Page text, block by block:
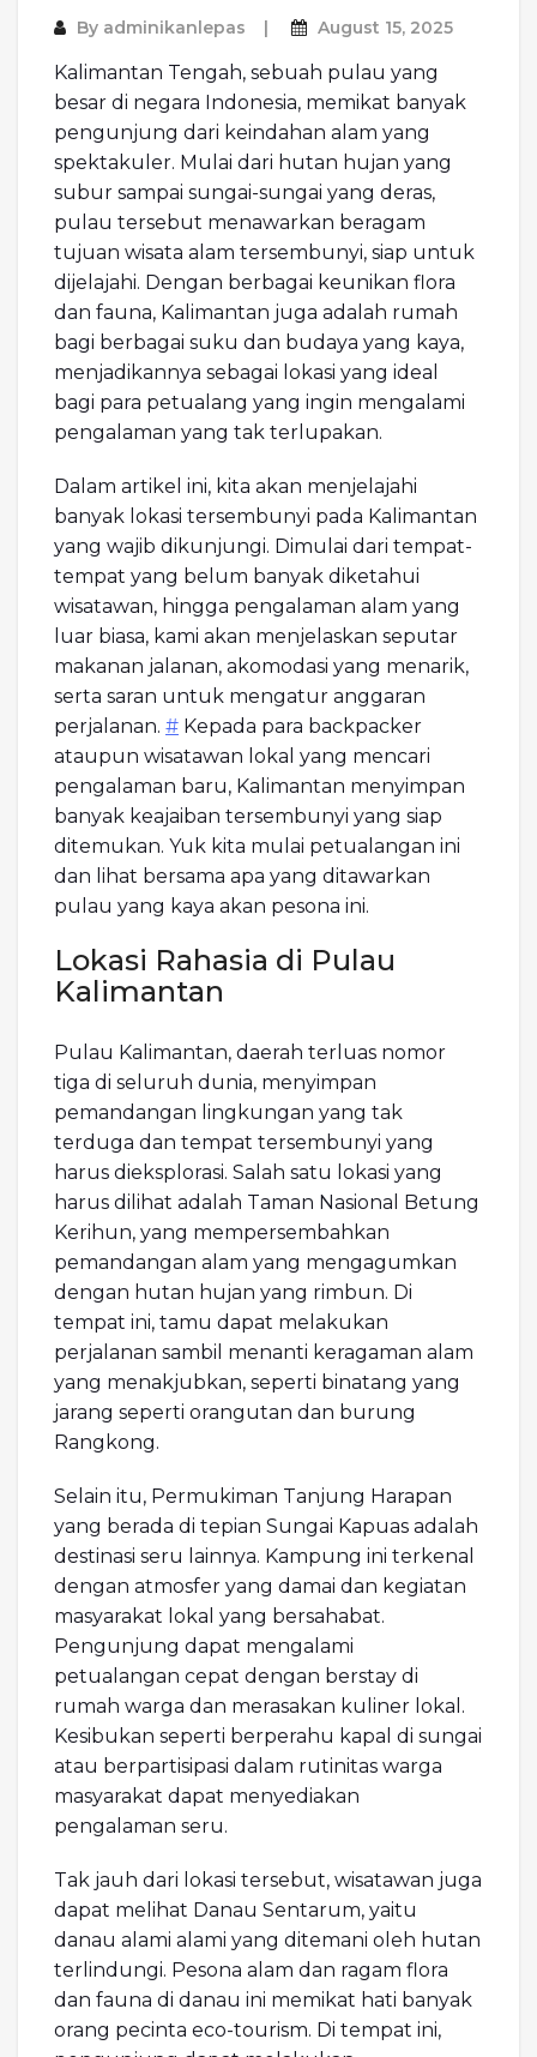
By adminikanlepas August 15, 2025
Kalimantan Tengah, sebuah pulau yang
besar di negara Indonesia, memikat banyak
pengunjung dari keindahan alam yang
spektakuler. Mulai dari hutan hujan yang
subur sampai sungai-sungai yang deras,
pulau tersebut menawarkan beragam
tujuan wisata alam tersembunyi, siap untuk
dijelajahi. Dengan berbagai keunikan flora
dan fauna, Kalimantan juga adalah rumah
bagi berbagai suku dan budaya yang kaya,
menjadikannya sebagai lokasi yang ideal
bagi para petualang yang ingin mengalami
pengalaman yang tak terlupakan.
Dalam artikel ini, kita akan menjelajahi
banyak lokasi tersembunyi pada Kalimantan
yang wajib dikunjungi. Dimulai dari tempat-
tempat yang belum banyak diketahui
wisatawan, hingga pengalaman alam yang
luar biasa, kami akan menjelaskan seputar
makanan jalanan, akomodasi yang menarik,
serta saran untuk mengatur anggaran
perjalanan. # Kepada para backpacker
ataupun wisatawan lokal yang mencari
pengalaman baru, Kalimantan menyimpan
banyak keajaiban tersembunyi yang siap
ditemukan. Yuk kita mulai petualangan ini
dan lihat bersama apa yang ditawarkan
pulau yang kaya akan pesona ini.
Lokasi Rahasia di Pulau
Kalimantan
Pulau Kalimantan, daerah terluas nomor
tiga di seluruh dunia, menyimpan
pemandangan lingkungan yang tak
terduga dan tempat tersembunyi yang
harus dieksplorasi. Salah satu lokasi yang
harus dilihat adalah Taman Nasional Betung
Kerihun, yang mempersembahkan
pemandangan alam yang mengagumkan
dengan hutan hujan yang rimbun. Di
tempat ini, tamu dapat melakukan
perjalanan sambil menanti keragaman alam
yang menakjubkan, seperti binatang yang
jarang seperti orangutan dan burung
Rangkong.
Selain itu, Permukiman Tanjung Harapan
yang berada di tepian Sungai Kapuas adalah
destinasi seru lainnya. Kampung ini terkenal
dengan atmosfer yang damai dan kegiatan
masyarakat lokal yang bersahabat.
Pengunjung dapat mengalami
petualangan cepat dengan berstay di
rumah warga dan merasakan kuliner lokal.
Kesibukan seperti berperahu kapal di sungai
atau berpartisipasi dalam rutinitas warga
masyarakat dapat menyediakan
pengalaman seru.
Tak jauh dari lokasi tersebut, wisatawan juga
dapat melihat Danau Sentarum, yaitu
danau alami alami yang ditemani oleh hutan
terlindungi. Pesona alam dan ragam flora
dan fauna di danau ini memikat hati banyak
orang pecinta eco-tourism. Di tempat ini,